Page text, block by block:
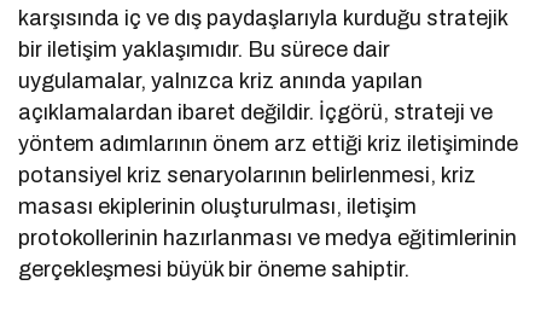
karşısında iç ve dış paydaşlarıyla kurduğu stratejik
bir iletişim yaklaşımıdır. Bu sürece dair
uygulamalar, yalnızca kriz anında yapılan
açıklamalardan ibaret değildir. İçgörü, strateji ve
yöntem adımlarının önem arz ettiği kriz iletişiminde
potansiyel kriz senaryolarının belirlenmesi, kriz
masası ekiplerinin oluşturulması, iletişim
protokollerinin hazırlanması ve medya eğitimlerinin
gerçekleşmesi büyük bir öneme sahiptir.